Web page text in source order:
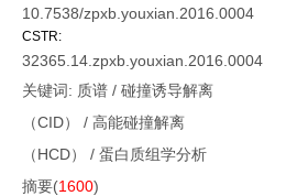
10.7538/zpxb.youxian.2016.0004
CSTR:
32365.14.zpxb.youxian.2016.0004
关键词: 质谱 / 碰撞诱导解离
（CID）
/ 高能碰撞解离
（HCD）
/ 蛋白质组学分析
摘要(1600)